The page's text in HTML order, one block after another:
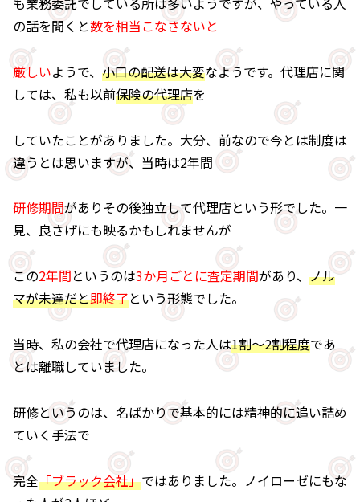
の話を聞くと数を相当こなさないと
厳しいようで、 小口の配送は大変なようです。代理店に関
しては、私も以前保険の代理店を
していたことがありました。大分、前なので今とは制度は
違うとは思いますが、当時は2年間
研修期間がありその後独立して代理店という形でした。一
見、良さげにも映るかもしれませんが
この2年間というのは3か月ごとに査定期間があり、 ノル
マが未達だと即終了という形態でした。
当時、私の会社で代理店になった人は1割～2割程度であ
とは離職していました。
研修というのは、名ばかりで基本的には精神的に追い詰め
ていく手法で
完全「ブラック会社」ではありました。ノイローゼにもな